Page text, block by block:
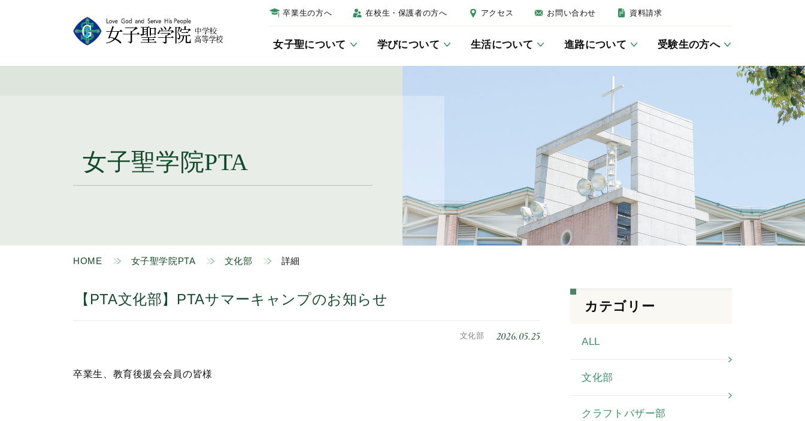
卒業生の方へ 在校生・保護者の方へ アクセス お問い合わせ 資料請求
女子聖について
建学の精神・沿革
教育の三本柱 いじめ防止基本方針
キャンパスマップ 防災
学びについて
英語教育について
総合的な学習・探究の時間につ
いて
JSG講座／学習室
JSGラーニングセンター
生活について
女子聖学院の一日
年間行事 キリスト教活動
生徒会活動 クラブ活動
進路について
卒業後の進路
卒業生紹介
受験生の方へ
募集要項
入試結果 帰国生の方へ
入試Q＆A
女子聖学院PTA
HOME 女子聖学院PTA 文化部 詳細
【PTA文化部】PTAサマーキャンプのお知らせ
文化部 2026.05.25
卒業生、教育後援会会員の皆様
カテゴリー
ALL
文化部
クラフトバザー部